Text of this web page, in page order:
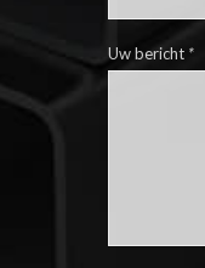
Uw bericht *